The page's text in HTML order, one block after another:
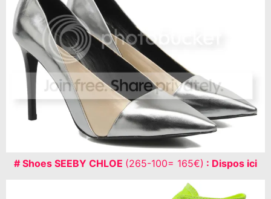
# Shoes SEEBY CHLOE (265-100= 165€) : Dispos ici